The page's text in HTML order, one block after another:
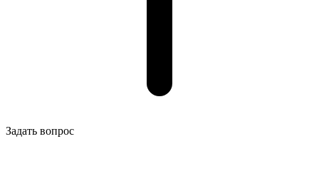
Задать вопрос